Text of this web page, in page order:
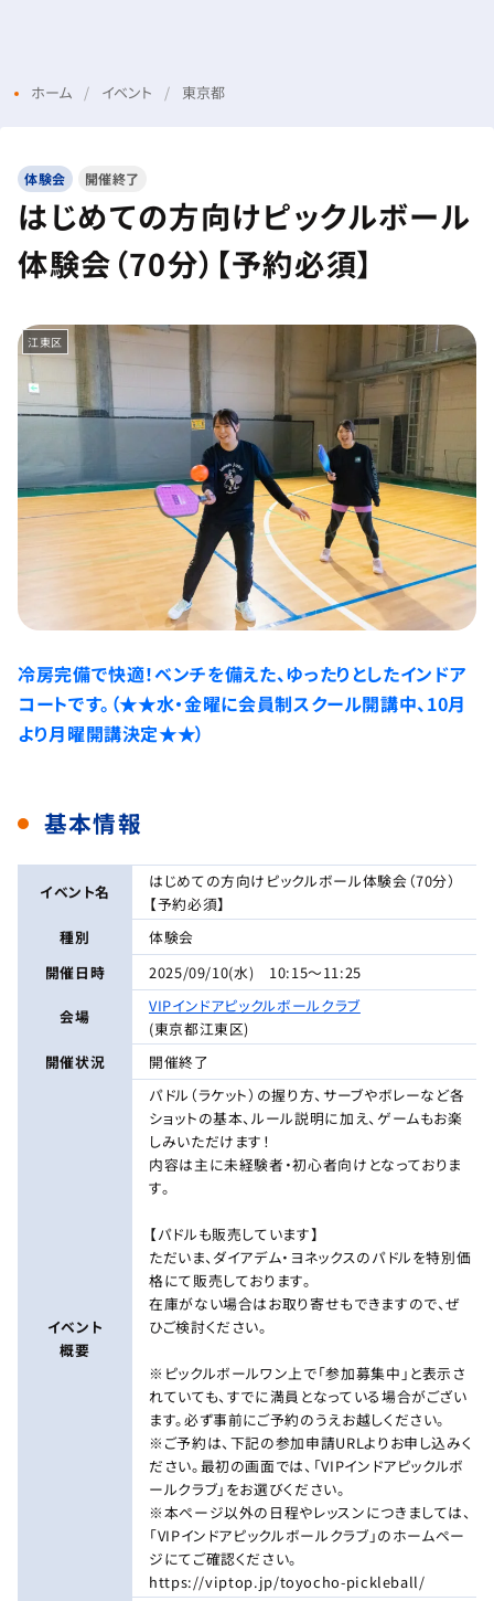
ホーム イベント 東京都
体験会 開催終了
はじめての方向けピックルボール
体験会（70分）【予約必須】
江東区
冷房完備で快適！ベンチを備えた、ゆったりとしたインドア
コートです。（★★水・金曜に会員制スクール開講中、10月
より月曜開講決定★★）
基本情報
イベント名
はじめての方向けピックルボール体験会（70分）
【予約必須】
種別
体験会
開催日時
2025/09/10(水) 10:15～11:25
会場
VIPインドアピックルボールクラブ
(東京都江東区)
開催状況
開催終了
イベント
概要
パドル（ラケット）の握り方、サーブやボレーなど各
ショットの基本、ルール説明に加え、ゲームもお楽
しみいただけます！
内容は主に未経験者・初心者向けとなっておりま
す。
【パドルも販売しています】
ただいま、ダイアデム・ヨネックスのパドルを特別価
格にて販売しております。
在庫がない場合はお取り寄せもできますので、ぜ
ひご検討ください。
※ピックルボールワン上で「参加募集中」と表示さ
れていても、すでに満員となっている場合がござい
ます。必ず事前にご予約のうえお越しください。
※ご予約は、下記の参加申請URLよりお申し込みく
ださい。最初の画面では、「VIPインドアピックルボ
ールクラブ」をお選びください。
※本ページ以外の日程やレッスンにつきましては、
「VIPインドアピックルボールクラブ」のホームペー
ジにてご確認ください。
https://viptop.jp/toyocho-pickleball/